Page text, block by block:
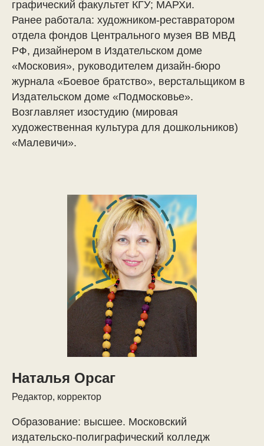
графический факультет КГУ; МАРХи.
Ранее работала: художником-реставратором
отдела фондов Центрального музея ВВ МВД
РФ, дизайнером в Издательском доме
«Московия», руководителем дизайн-бюро
журнала «Боевое братство», верстальщиком в
Издательском доме «Подмосковье».
Возглавляет изостудию (мировая
художественная культура для дошкольников)
«Малевичи».
Наталья Орсаг
Редактор, корректор
Образование: высшее. Московский
издательско-полиграфический колледж